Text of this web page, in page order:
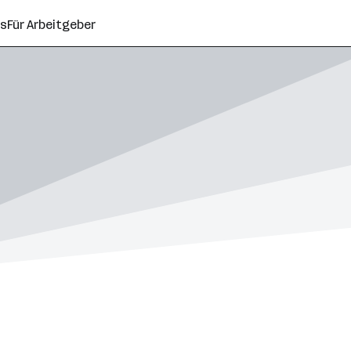
Für Arbeitgeber